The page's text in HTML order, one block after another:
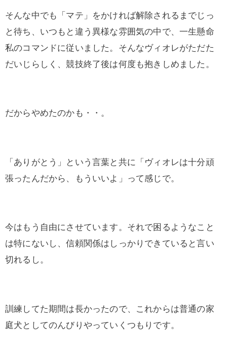
そんな中でも「マテ」をかければ解除されるまでじっ
と待ち、いつもと違う異様な雰囲気の中で、一生懸命
私のコマンドに従いました。そんなヴィオレがただた
だいじらしく、競技終了後は何度も抱きしめました。
だからやめたのかも・・。
「ありがとう」という言葉と共に「ヴィオレは十分頑
張ったんだから、もういいよ」って感じで。
今はもう自由にさせています。それで困るようなこと
は特にないし、信頼関係はしっかりできていると言い
切れるし。
訓練してた期間は長かったので、これからは普通の家
庭犬としてのんびりやっていくつもりです。